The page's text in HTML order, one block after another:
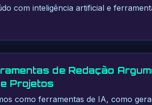
com inteligência artificial e
de Redação
Projetos
como ferramentas de IA, como